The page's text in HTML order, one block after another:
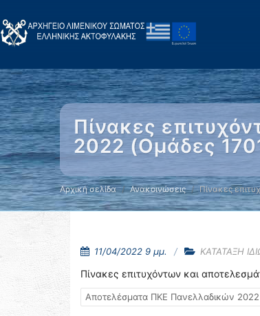
Πίνακες
2022 (Ομάδες
Αρχική σελίδα Ανακοινώσεις Πίνακες
11/04/2022 9 μμ. ΚΑΤΑΤΑΞΗ
Πίνακες επιτυχόντων και
Αποτελέσματα ΠΚΕ Πανελλαδικών 2022